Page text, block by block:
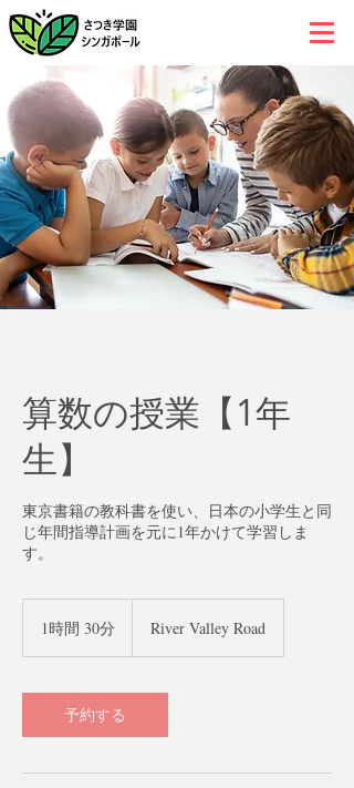
算数の授業【1年
生】
東京書籍の教科書を使い、日本の小学生と同
じ年間指導計画を元に1年かけて学習しま
す。
1時間 30分
0
分
River Valley Road
予約する